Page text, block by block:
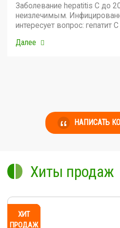
Заболевание hepatitis C до
неизлечимым.
интересует вопрос: гепатит С
Далее
НАПИСАТЬ
Хиты продаж